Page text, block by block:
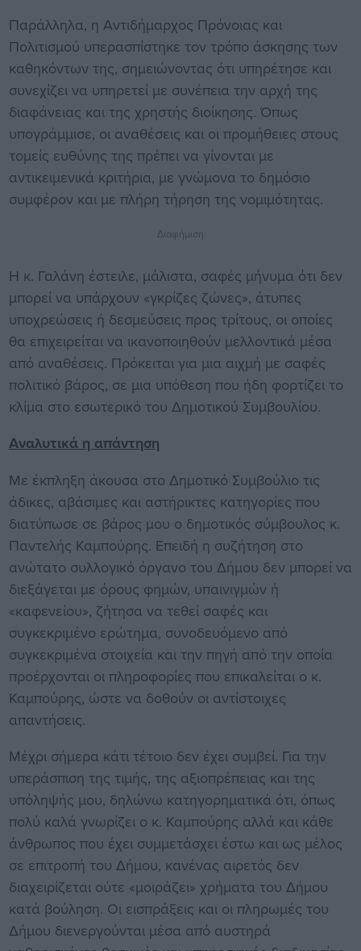
Παράλληλα, η Αντιδήμαρχος Πρόνοιας και
Πολιτισμού υπερασπίστηκε τον τρόπο άσκησης των
καθηκόντων της, σημειώνοντας ότι υπηρέτησε και
συνεχίζει να υπηρετεί με συνέπεια την αρχή της
διαφάνειας και της χρηστής διοίκησης. Όπως
υπογράμμισε, οι αναθέσεις και οι προμήθειες στους
τομείς ευθύνης της πρέπει να γίνονται με
αντικειμενικά κριτήρια, με γνώμονα το δημόσιο
συμφέρον και με πλήρη τήρηση της νομιμότητας.
Διαφήμιση
Η κ. Γαλάνη έστειλε, μάλιστα, σαφές μήνυμα ότι δεν
μπορεί να υπάρχουν «γκρίζες ζώνες», άτυπες
υποχρεώσεις ή δεσμεύσεις προς τρίτους, οι οποίες
θα επιχειρείται να ικανοποιηθούν μελλοντικά μέσα
από αναθέσεις. Πρόκειται για μια αιχμή με σαφές
πολιτικό βάρος, σε μια υπόθεση που ήδη φορτίζει το
κλίμα στο εσωτερικό του Δημοτικού Συμβουλίου.
Αναλυτικά η απάντηση
Με έκπληξη άκουσα στο Δημοτικό Συμβούλιο τις
άδικες, αβάσιμες και αστήρικτες κατηγορίες που
διατύπωσε σε βάρος μου ο δημοτικός σύμβουλος κ.
Παντελής Καμπούρης. Επειδή η συζήτηση στο
ανώτατο συλλογικό όργανο του Δήμου δεν μπορεί να
διεξάγεται με όρους φημών, υπαινιγμών ή
«καφενείου», ζήτησα να τεθεί σαφές και
συγκεκριμένο ερώτημα, συνοδευόμενο από
συγκεκριμένα στοιχεία και την πηγή από την οποία
προέρχονται οι πληροφορίες που επικαλείται ο κ.
Καμπούρης, ώστε να δοθούν οι αντίστοιχες
απαντήσεις.
Μέχρι σήμερα κάτι τέτοιο δεν έχει συμβεί. Για την
υπεράσπιση της τιμής, της αξιοπρέπειας και της
υπόληψής μου, δηλώνω κατηγορηματικά ότι, όπως
πολύ καλά γνωρίζει ο κ. Καμπούρης αλλά και κάθε
άνθρωπος που έχει συμμετάσχει έστω και ως μέλος
σε επιτροπή του Δήμου, κανένας αιρετός δεν
διαχειρίζεται ούτε «μοιράζει» χρήματα του Δήμου
κατά βούληση. Οι εισπράξεις και οι πληρωμές του
Δήμου διενεργούνται μέσα από αυστηρά